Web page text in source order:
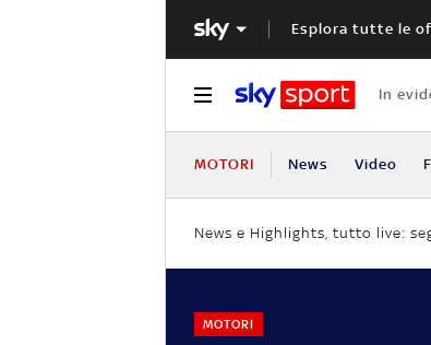
Esplora tutte le
In
MOTORI News Video
News e Highlights, tutto live:
MOTORI